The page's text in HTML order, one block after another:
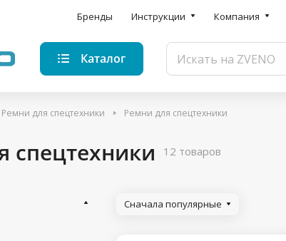
Бренды Инструкции Компания
Каталог
Ремни для спецтехники Ремни для спецтехники
спецтехники 12 товаров
Сначала популярные